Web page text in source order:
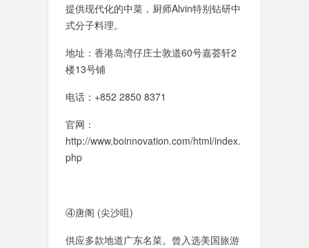
提供现代化的中菜，厨师Alvin特别钻研中
式分子料理。
地址：香港岛湾仔庄士敦道60号嘉荟轩2
楼13号铺
电话：+852 2850 8371
官网：
http://www.boinnovation.com/html/index.
php
④唐阁 (尖沙咀)
供应多款地道广东名菜。曾入选美国旅游